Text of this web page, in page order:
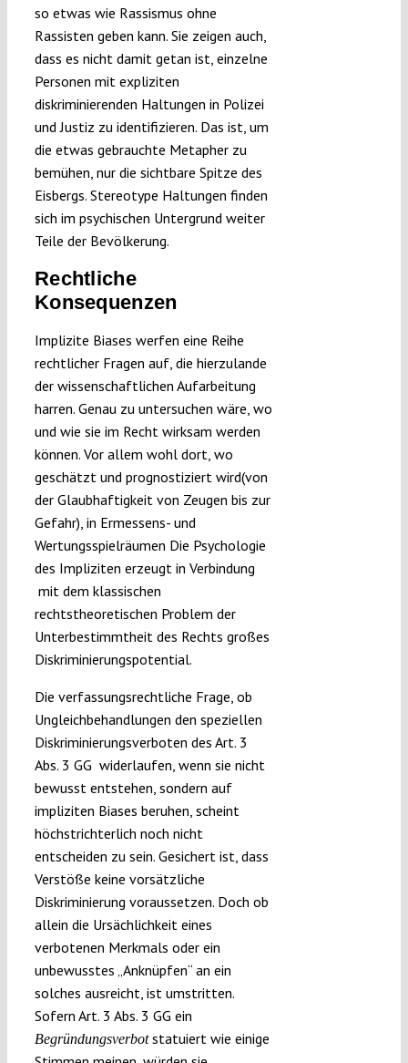
so etwas wie Rassismus ohne
Rassisten geben kann. Sie zeigen auch,
dass es nicht damit getan ist, einzelne
Personen mit expliziten
diskriminierenden Haltungen in Polizei
und Justiz zu identifizieren. Das ist, um
die etwas gebrauchte Metapher zu
bemühen, nur die sichtbare Spitze des
Eisbergs. Stereotype Haltungen finden
sich im psychischen Untergrund weiter
Teile der Bevölkerung.
Rechtliche
Konsequenzen
Implizite Biases werfen eine Reihe
rechtlicher Fragen auf, die hierzulande
der wissenschaftlichen Aufarbeitung
harren. Genau zu untersuchen wäre, wo
und wie sie im Recht wirksam werden
können. Vor allem wohl dort, wo
geschätzt und prognostiziert wird(von
der Glaubhaftigkeit von Zeugen bis zur
Gefahr), in Ermessens- und
Wertungsspielräumen Die Psychologie
des Impliziten erzeugt in Verbindung
mit dem klassischen
rechtstheoretischen Problem der
Unterbestimmtheit des Rechts großes
Diskriminierungspotential.
Die verfassungsrechtliche Frage, ob
Ungleichbehandlungen den speziellen
Diskriminierungsverboten des Art. 3
Abs. 3 GG widerlaufen, wenn sie nicht
bewusst entstehen, sondern auf
impliziten Biases beruhen, scheint
höchstrichterlich noch nicht
entscheiden zu sein. Gesichert ist, dass
Verstöße keine vorsätzliche
Diskriminierung voraussetzen. Doch ob
allein die Ursächlichkeit eines
verbotenen Merkmals oder ein
unbewusstes „Anknüpfen“ an ein
solches ausreicht, ist umstritten.
Sofern Art. 3 Abs. 3 GG ein
Begründungsverbotstatuiert wie einige